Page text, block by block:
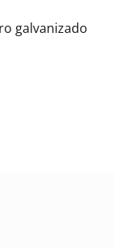
galvanizado